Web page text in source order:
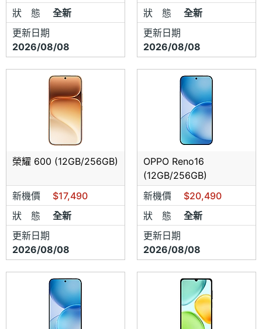
新北板橋店
電話：02-29631218/0908-951391
地址：新北市板橋區民族路75號
桃園中壢店
電話：03-4916969/0973-588686
地址：桃園市中壢區中正路371號
電話：03-5267272/0917-898090
地址：新竹市北區西大路463號
苗栗中正店
電話：037-322108/0963-216006
台中-北區一中店
電話：04-22259250/0983-921908
狀 態
全新
更新日期
2026/08/08
狀 態
全新
更新日期
2026/08/08
榮耀 600 (12GB/256GB)
新機價
$17,490
狀 態
全新
更新日期
2026/08/08
OPPO Reno16
(12GB/256GB)
新機價
$20,490
狀 態
全新
更新日期
2026/08/08